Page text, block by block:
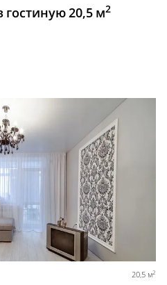
20,5 м2
20,5 м2